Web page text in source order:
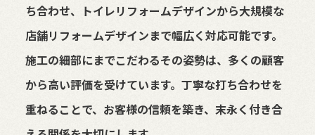
ち合わせ、トイレリフォームデザインから大規模な
店舗リフォームデザインまで幅広く対応可能です。
施工の細部にまでこだわるその姿勢は、多くの顧客
から高い評価を受けています。丁寧な打ち合わせを
重ねることで、お客様の信頼を築き、末永く付き合